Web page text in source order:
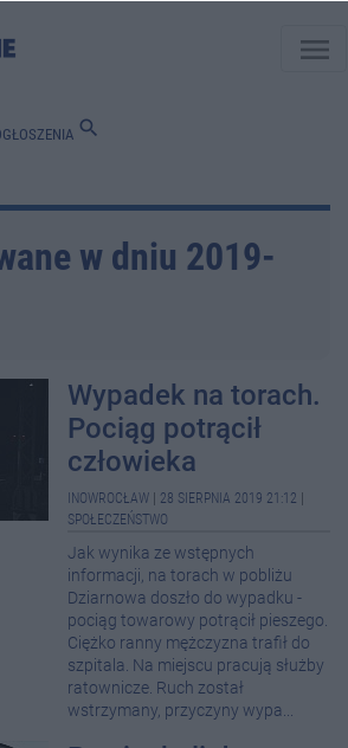
menu
search
w dniu 2019-
Wypadek na torach.
Pociąg potrącił
człowieka
INOWROCŁAW 28 SIERPNIA 2019 21:12
SPOŁECZEŃSTWO
Jak wynika ze wstępnych
informacji, na torach w pobliżu
Dziarnowa doszło do wypadku -
pociąg towarowy potrącił pieszego.
Ciężko ranny mężczyzna trafił do
szpitala. Na miejscu pracują służby
ratownicze. Ruch został
wstrzymany, przyczyny wypa...